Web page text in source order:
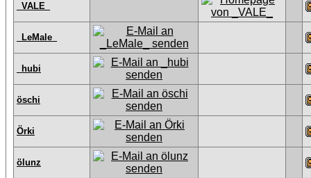
_VALE_
_LeMale_
_hubi
öschi
Örki
ölunz